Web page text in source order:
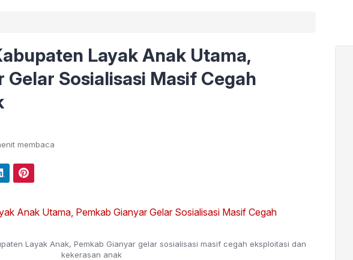
Layak Anak Utama,
Gelar Sosialisasi Masif Cegah
membaca
Layak Anak, Pemkab Gianyar gelar sosialisasi masif cegah eksploitasi dan
kekerasan anak